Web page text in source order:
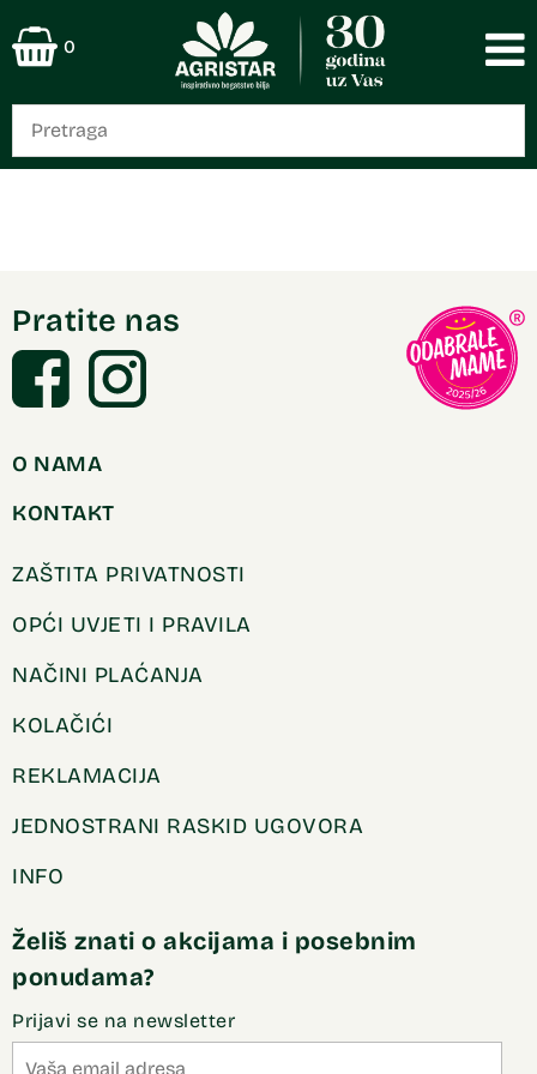
0
Pratite nas
O NAMA
KONTAKT
ZAŠTITA PRIVATNOSTI
OPĆI UVJETI I PRAVILA
NAČINI PLAĆANJA
KOLAČIĆI
REKLAMACIJA
JEDNOSTRANI RASKID UGOVORA
INFO
Želiš znati o akcijama i posebnim
ponudama?
Prijavi se na newsletter